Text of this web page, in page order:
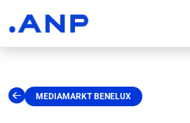
MEDIAMARKT BENELUX